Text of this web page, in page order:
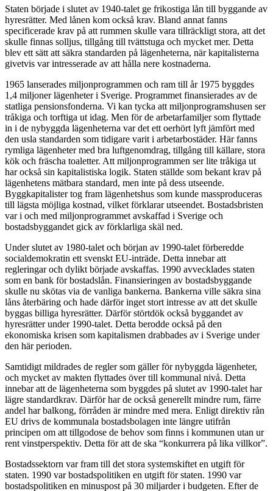
Staten började i slutet av 1940-talet ge frikostiga lån till byggande av
hyresrätter. Med lånen kom också krav. Bland annat fanns
specificerade krav på att rummen skulle vara tillräckligt stora, att det
skulle finnas solljus, tillgång till tvättstuga och mycket mer. Detta
blev ett sätt att säkra standarden på lägenheterna, när kapitalisterna
givetvis var intresserade av att hålla nere kostnaderna.
1965 lanserades miljonprogrammen och ram till år 1975 byggdes
1,4 miljoner lägenheter i Sverige. Programmet finansierades av de
statliga pensionsfonderna. Vi kan tycka att miljonprogramshusen ser
tråkiga och torftiga ut idag. Men för de arbetarfamiljer som flyttade
in i de nybyggda lägenheterna var det ett oerhört lyft jämfört med
den usla standarden som tidigare varit i arbetarbostäder. Här fanns
rymliga lägenheter med bra luftgenomdrag, tillgång till källare, stora
kök och fräscha toaletter. Att miljonprogrammen ser lite tråkiga ut
har också sin kapitalistiska logik. Staten ställde som bekant krav på
lägenhetens mätbara standard, men inte på dess utseende.
Byggkapitalister tog fram lägenhetshus som kunde massproduceras
till lägsta möjliga kostnad, vilket förklarar utseendet. Bostadsbristen
var i och med miljonprogrammet avskaffad i Sverige och
bostadsbyggandet gick av förklarliga skäl ned.
Under slutet av 1980-talet och början av 1990-talet förberedde
socialdemokratin ett svenskt EU-inträde. Detta innebar att
regleringar och dylikt började avskaffas. 1990 avvecklades staten
som en bank för bostadslån. Finansieringen av bostadsbyggande
skulle nu skötas via de vanliga bankerna. Bankerna ville säkra sina
låns återbäring och hade därför inget stort intresse av att det skulle
byggas billiga hyresrätter. Därför störtdök också byggandet av
hyresrätter under 1990-talet. Detta berodde också på den
ekonomiska krisen som kapitalismen drabbades av i Sverige under
den här perioden.
Samtidigt mildrades de regler som gäller för nybyggda lägenheter,
och mycket av makten flyttades över till kommunal nivå. Detta
innebar att de lägenheterna som byggdes på slutet av 1990-talet har
lägre standardkrav. Därför har de också generellt mindre rum, färre
andel har balkong, förråden är mindre med mera. Enligt direktiv rån
EU drivs de kommunala bostadsbolagen inte längre utifrån
principen om att tillgodose de behov som finns i kommunen utan ur
rent vinstperspektiv. Detta för att de ska “konkurrera på lika villkor”.
Bostadssektorn var fram till det stora systemskiftet en utgift för
staten. 1990 var bostadspolitiken en utgift för staten. 1990 var
bostadspolitiken en minuspost på 30 miljarder i budgeten. Efter de